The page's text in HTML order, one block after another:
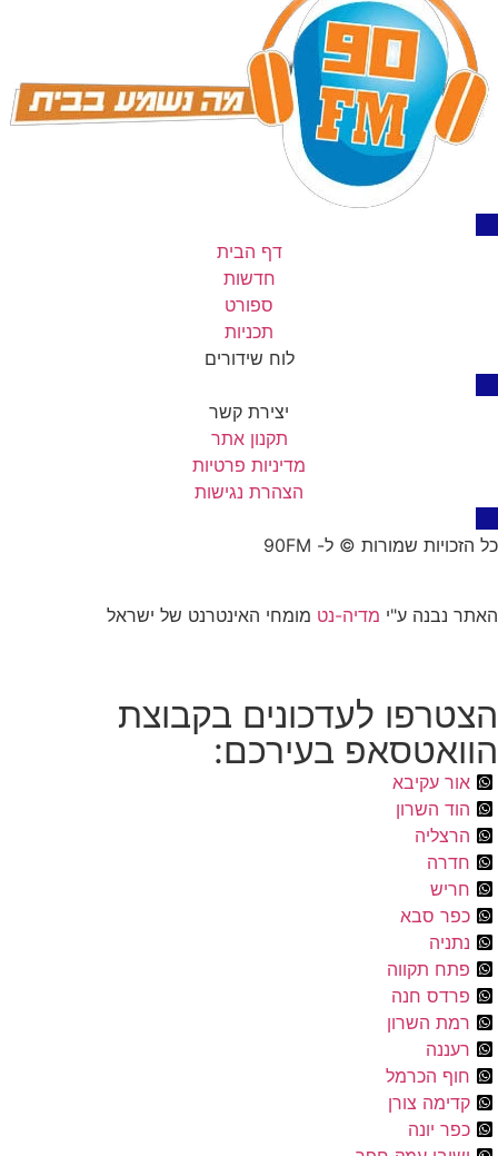
דף הבית
חדשות
ספורט
תכניות
לוח שידורים
יצירת קשר
תקנון אתר
מדיניות פרטיות
הצהרת נגישות
כל הזכויות שמורות © ל- 90FM
האתר נבנה ע"י מדיה-נט מומחי האינטרנט של ישראל
הצטרפו לעדכונים בקבוצת
הוואטסאפ בעירכם:
אור עקיבא
הוד השרון
הרצליה
חדרה
חריש
כפר סבא
נתניה
פתח תקווה
פרדס חנה
רמת השרון
רעננה
חוף הכרמל
קדימה צורן
כפר יונה